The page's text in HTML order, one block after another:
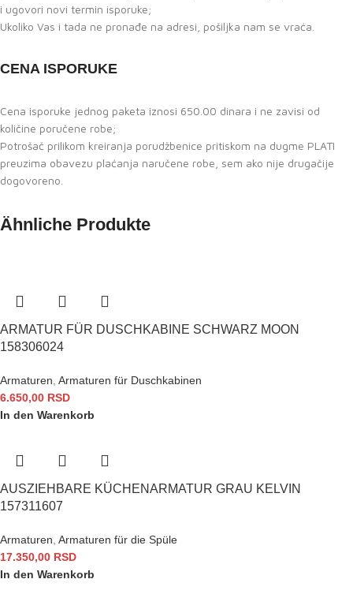
i ugovori novi termin isporuke;
Ukoliko Vas i tada ne pronađe na adresi, pošiljka nam se vraća.
CENA ISPORUKE
Cena isporuke jednog paketa iznosi 650.00 dinara i ne zavisi od
količine poručene robe;
Potrošač prilikom kreiranja porudžbenice pritiskom na dugme PLATI
preuzima obavezu plaćanja naručene robe, sem ako nije drugačije
dogovoreno.
Ähnliche Produkte
ARMATUR FÜR DUSCHKABINE SCHWARZ MOON
158306024
Armaturen, Armaturen für Duschkabinen
6.650,00 RSD
In den Warenkorb
AUSZIEHBARE KÜCHENARMATUR GRAU KELVIN
157311607
Armaturen, Armaturen für die Spüle
17.350,00 RSD
In den Warenkorb